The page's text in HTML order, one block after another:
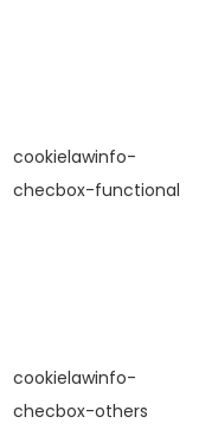
cookielawinfo-
checbox-functional
cookielawinfo-
checbox-others